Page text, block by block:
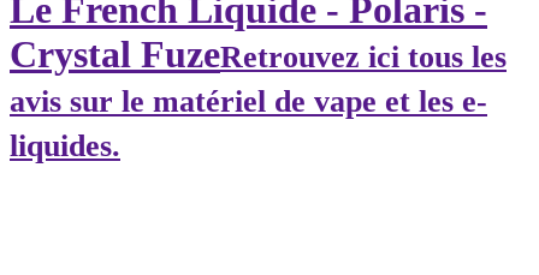
Le French Liquide - Polaris -
Crystal FuzeRetrouvez ici tous les
avis sur le matériel de vape et les e-
liquides.